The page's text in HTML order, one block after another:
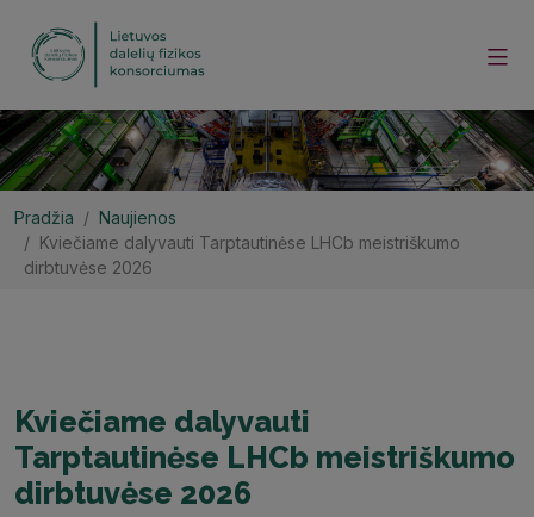
Pradžia
Naujienos
Kviečiame dalyvauti Tarptautinėse LHCb meistriškumo
dirbtuvėse 2026
Kviečiame dalyvauti
Tarptautinėse LHCb meistriškumo
dirbtuvėse 2026